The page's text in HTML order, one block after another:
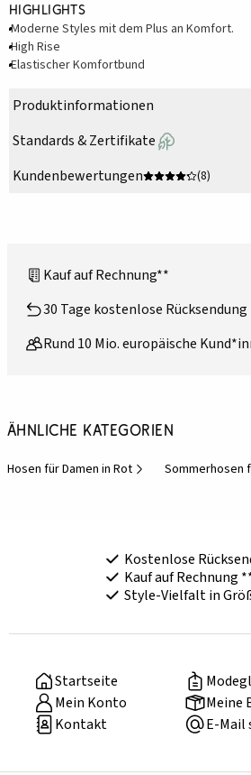
Highlights
Moderne Styles mit dem Plus an Komfort.
High Rise
Elastischer Komfortbund
Produktinformationen
Standards & Zertifikate
Kundenbewertungen
(8)
Kauf auf Rechnung**
30 Tage kostenlose Rücksendung
Rund 10 Mio. europäische
Ähnliche Kategorien
Hosen für Damen in Rot Sommerhosen
Kostenlose
Kauf auf Rechnung
Style-Vielfalt in
Startseite
Mein Konto
Meine
Kontakt
E-Mail